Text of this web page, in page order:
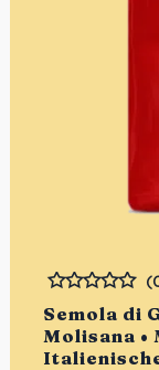
Semola di
Molisana •
Bewertet